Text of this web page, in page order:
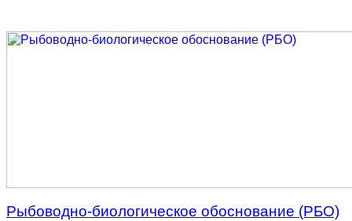
Рыбоводно-биологическое обоснование (РБО)